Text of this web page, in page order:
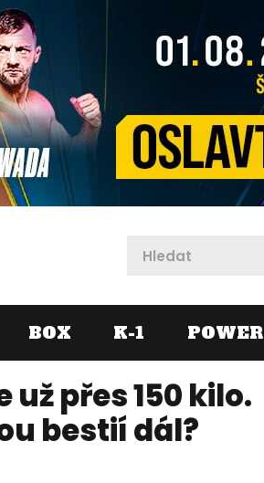
BOX K-1 POWER
přes 150 kilo.
bestií dál?